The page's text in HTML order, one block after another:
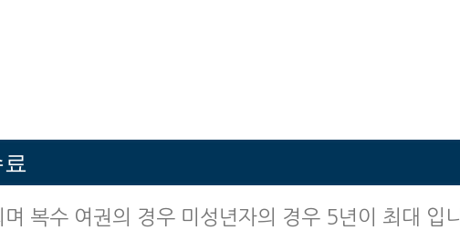
복수 여권의 경우 미성년자의 경우 5년이 최대 입니